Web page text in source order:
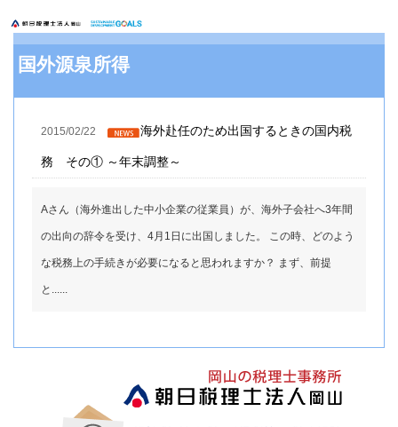
国外源泉所得
2015/02/22 海外赴任のため出国するときの国内税
務 その① ～年末調整～
Aさん（海外進出した中小企業の従業員）が、海外子会社へ3年間
の出向の辞令を受け、4月1日に出国しました。 この時、どのよう
な税務上の手続きが必要になると思われますか？ まず、前提
と......